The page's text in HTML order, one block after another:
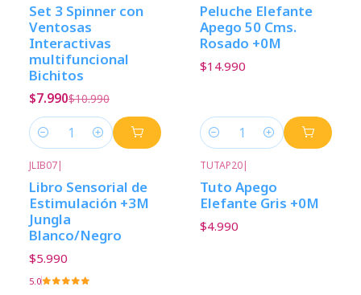
Set 3 Spinner con
Ventosas
Interactivas
multifuncional
Bichitos
$7.990$10.990
Cantidad
Peluche Elefante
Apego 50 Cms.
Rosado +0M
$14.990
Cantidad
JLIB07|
Libro Sensorial de
Estimulación +3M
Jungla
Blanco/Negro
$5.990
5.0
TUTAP20|
Tuto Apego
Elefante Gris +0M
$4.990